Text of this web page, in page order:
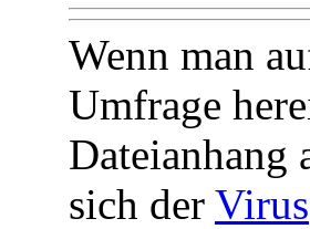
Wenn man
Umfrage
sich der Virus